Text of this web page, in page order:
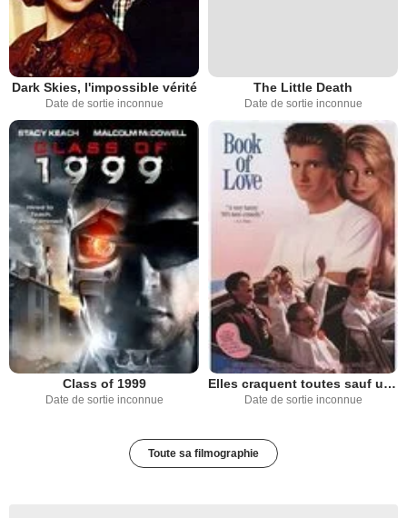
Dark Skies, l'impossible vérité
Date de sortie inconnue
The Little Death
Date de sortie inconnue
Class of 1999
Date de sortie inconnue
Elles craquent toutes sauf une
Date de sortie inconnue
Toute sa filmographie